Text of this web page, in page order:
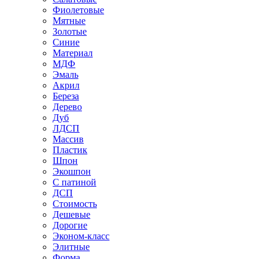
Фиолетовые
Мятные
Золотые
Синие
Материал
МДФ
Эмаль
Акрил
Береза
Дерево
Дуб
ЛДСП
Массив
Пластик
Шпон
Экошпон
С патиной
ДСП
Стоимость
Дешевые
Дорогие
Эконом-класс
Элитные